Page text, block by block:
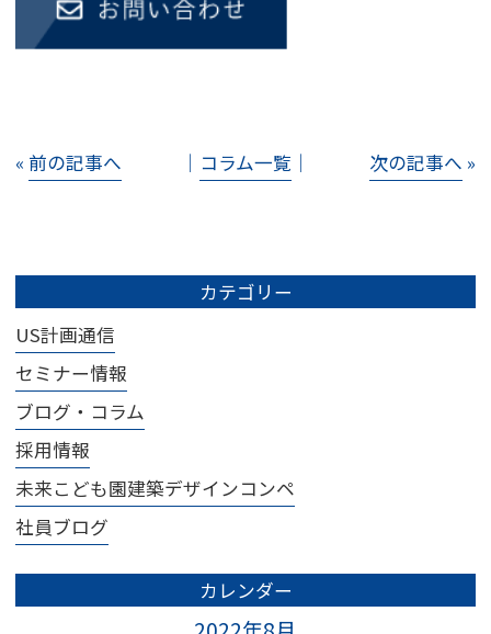
« 前の記事へ │ コラム一覧 │ 次の記事へ »
カテゴリー
US計画通信
セミナー情報
ブログ・コラム
採用情報
未来こども園建築デザインコンペ
社員ブログ
カレンダー